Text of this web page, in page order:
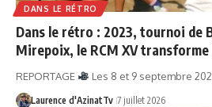
DANS LE RÉTRO
Dans le rétro : 2023, tournoi de
Mirepoix, le RCM XV transforme
REPORTAGE Les 8 et 9 septembre
Laurence d'AzinatTv 7 juillet 2026